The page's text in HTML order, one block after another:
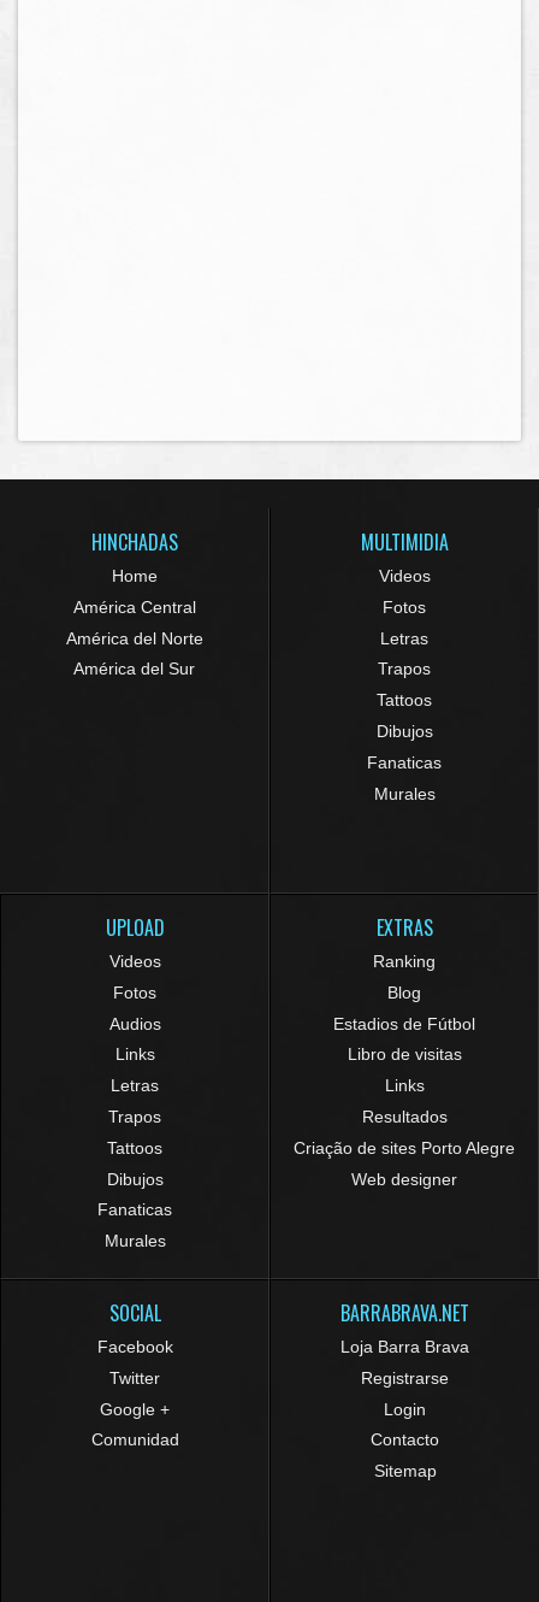
HINCHADAS
Home
América Central
América del Norte
América del Sur
MULTIMIDIA
Videos
Fotos
Letras
Trapos
Tattoos
Dibujos
Fanaticas
Murales
UPLOAD
Videos
Fotos
Audios
Links
Letras
Trapos
Tattoos
Dibujos
Fanaticas
Murales
EXTRAS
Ranking
Blog
Estadios de Fútbol
Libro de visitas
Links
Resultados
Criação de sites Porto Alegre
Web designer
SOCIAL
Facebook
Twitter
Google +
Comunidad
BARRABRAVA.NET
Loja Barra Brava
Registrarse
Login
Contacto
Sitemap